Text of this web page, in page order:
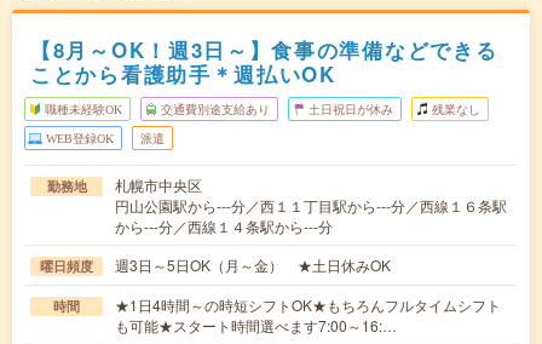
【8月～OK！週3日～】食事の準備などできる
ことから看護助手＊週払いOK
職種未経験OK 交通費別途支給あり 土日祝日が休み 残業なし
WEB登録OK 派遣
勤務地
札幌市中央区
円山公園駅から---分／西１１丁目駅から---分／西線１６条駅
から---分／西線１４条駅から---分
曜日頻度 週3日～5日OK（月～金） ★土日休みOK
時間
★1日4時間～の時短シフトOK★もちろんフルタイムシフト
も可能★スタート時間選べます7:00～16:…